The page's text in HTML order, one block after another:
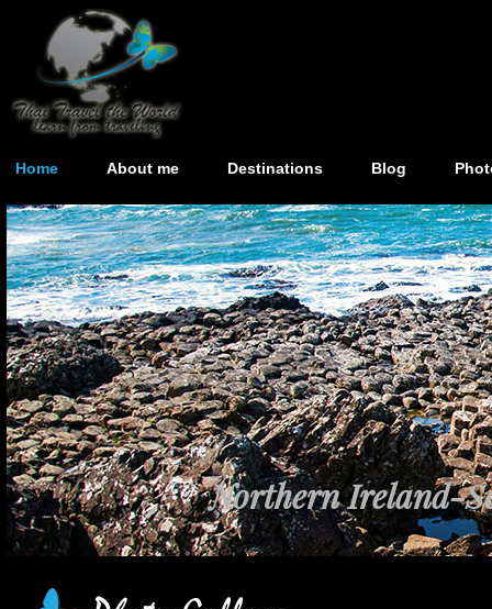
Home About me Destinations Blog
Northern Ireland-